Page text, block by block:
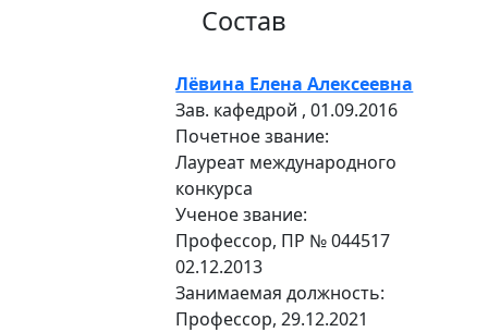
Состав
Лёвина Елена Алексеевна
Зав. кафедрой , 01.09.2016
Почетное звание:
Лауреат международного
конкурса
Ученое звание:
Профессор, ПР № 044517
02.12.2013
Занимаемая должность:
Профессор, 29.12.2021